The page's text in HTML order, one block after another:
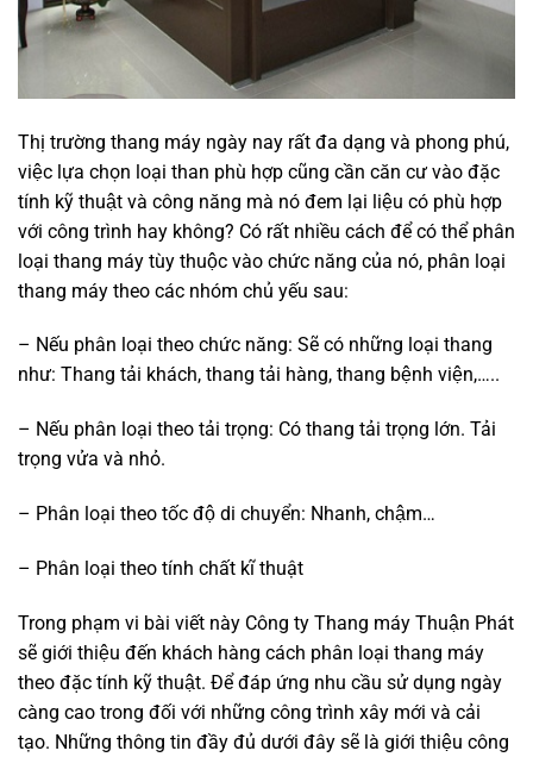
Thị trường thang máy ngày nay rất đa dạng và phong phú,
việc lựa chọn loại than phù hợp cũng cần căn cư vào đặc
tính kỹ thuật và công năng mà nó đem lại liệu có phù hợp
với công trình hay không? Có rất nhiều cách để có thể phân
loại thang máy tùy thuộc vào chức năng của nó, phân loại
thang máy theo các nhóm chủ yếu sau:
– Nếu phân loại theo chức năng: Sẽ có những loại thang
như: Thang tải khách, thang tải hàng, thang bệnh viện,…..
– Nếu phân loại theo tải trọng: Có thang tải trọng lớn. Tải
trọng vửa và nhỏ.
– Phân loại theo tốc độ di chuyển: Nhanh, chậm…
– Phân loại theo tính chất kĩ thuật
Trong phạm vi bài viết này Công ty Thang máy Thuận Phát
sẽ giới thiệu đến khách hàng cách phân loại thang máy
theo đặc tính kỹ thuật. Để đáp ứng nhu cầu sử dụng ngày
càng cao trong đối với những công trình xây mới và cải
tạo. Những thông tin đầy đủ dưới đây sẽ là giới thiệu công